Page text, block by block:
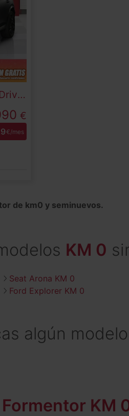
2.5 TSI VZ5 4Drive DSG 287 kW (390 CV)
€
€/mes
de km0 y seminuevos.
KM 0
Seat Arona KM 0
Ford Explorer KM 0
algún modelo
KM